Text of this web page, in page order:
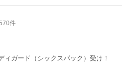
めと寝た後もタチとして他の男と寝ま
かもしれない。尻は攻めにしか許し
す。攻めのパパがイケオジやもめな
いです！！お願いします！！こちら
ザ配達員とゴールドパレス」もオス
けて欲しいですよね。
件
ガード（シックスパック）受け！